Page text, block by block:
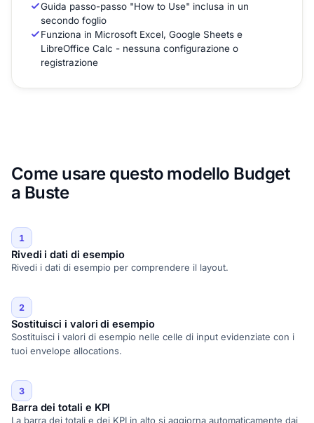
Guida passo-passo "How to Use" inclusa in un
secondo foglio
Funziona in Microsoft Excel, Google Sheets e
LibreOffice Calc - nessuna configurazione o
registrazione
Come usare questo modello Budget
a Buste
1
Rivedi i dati di esempio
Rivedi i dati di esempio per comprendere il layout.
2
Sostituisci i valori di esempio
Sostituisci i valori di esempio nelle celle di input evidenziate con i
tuoi envelope allocations.
3
Barra dei totali e KPI
La barra dei totali e dei KPI in alto si aggiorna automaticamente dai